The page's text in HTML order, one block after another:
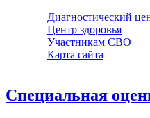
Диагностический
Центр здоровья
Участникам СВО
Карта сайта
Специальная